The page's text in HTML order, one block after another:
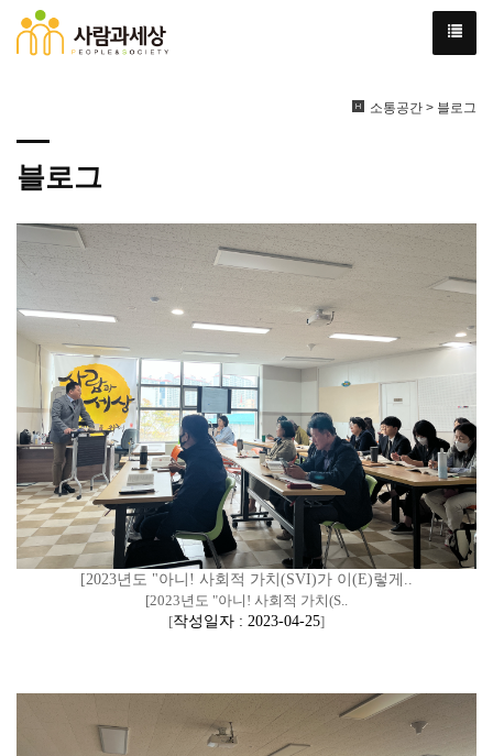
소통공간 > 블로그
블로그
[2023년도 "아니! 사회적 가치(SVI)가 이(E)렇게..
[2023년도 "아니! 사회적 가치(S..
[작성일자 : 2023-04-25]